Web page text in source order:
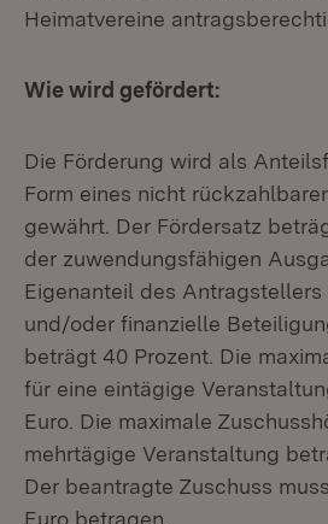
Heimatvereine
Wie wird gefördert:
Die Förderung wird als
Form eines nicht
gewährt. Der Fördersatz
der zuwendungsfähigen
Eigenanteil des Antragstellers
und/oder finanzielle
beträgt 40 Prozent. Die
für eine eintägige
Euro. Die maximale
mehrtägige Veranstaltung
Der beantragte Zuschuss
Euro betragen.